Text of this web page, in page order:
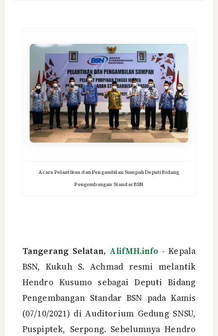
Acara Pelantikan dan Pengambilan Sumpah Deputi Bidang
Pengembangan Standar BSN
Tangerang Selatan, AlifMH.info - Kepala
BSN, Kukuh S. Achmad resmi melantik
Hendro Kusumo sebagai Deputi Bidang
Pengembangan Standar BSN pada Kamis
(07/10/2021) di Auditorium Gedung SNSU,
Puspiptek, Serpong. Sebelumnya Hendro